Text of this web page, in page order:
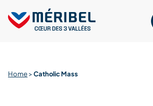
content
Home>Catholic Mass